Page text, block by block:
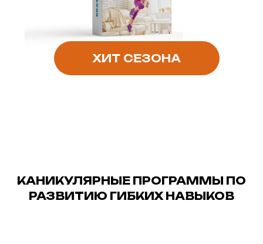
ХИТ СЕЗОНА
КАНИКУЛЯРНЫЕ ПРОГРАММЫ ПО
РАЗВИТИЮ ГИБКИХ НАВЫКОВ